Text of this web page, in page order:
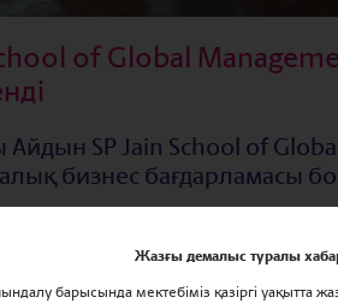
of Global
SP Jain School of
бизнес бағдарламасы
бизнес бағдарламасы
береді. Төрт жыл ішінде
Жазғы демалыс туралы
барысында мектебіміз қазіргі уақытта